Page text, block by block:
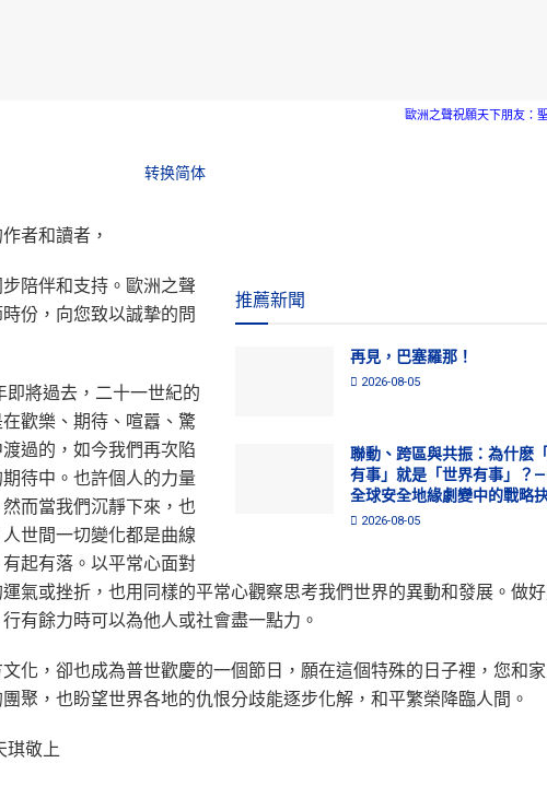
歐洲之聲祝願天下朋友：
转换简体
者和讀者，
推薦新聞
再見，巴塞羅那！
2026-08-05
聯動、跨區與共振：為什麽
有事」就是「世界有事」？
全球安全地緣劇變中的戰略
2026-08-05
陪伴和支持。歐洲之聲
份，向您致以誠摯的問
即將過去，二十一世紀的
歡樂、期待、喧囂、驚
過的，如今我們再次陷
待中。也許個人的力量
而當我們沉靜下來，也
世間一切變化都是曲線
起有落。以平常心面對
氣或挫折，也用同樣的平常心觀察思考我們世界的異動和發展。做
有餘力時可以為他人或社會盡一點力。
化，卻也成為普世歡慶的一個節日，願在這個特殊的日子裡，您和
聚，也盼望世界各地的仇恨分歧能逐步化解，和平繁榮降臨人間。
琪敬上